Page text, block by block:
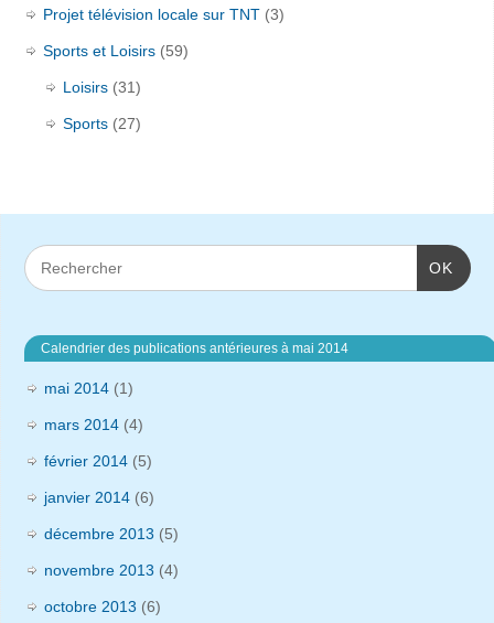
Projet télévision locale sur TNT (3)
Sports et Loisirs (59)
Loisirs (31)
Sports (27)
OK
Calendrier des publications antérieures à mai 2014
mai 2014 (1)
mars 2014 (4)
février 2014 (5)
janvier 2014 (6)
décembre 2013 (5)
novembre 2013 (4)
octobre 2013 (6)